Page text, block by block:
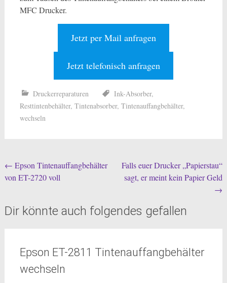
MFC Drucker.
Jetzt per Mail anfragen
Jetzt telefonisch anfragen
Druckerreparaturen Ink-Absorber,
Resttintenbehälter, Tintenabsorber, Tintenauffangbehälter,
wechseln
Beitragsnavigation
← Epson Tintenauffangbehälter
von ET-2720 voll
Falls euer Drucker „Papierstau“
sagt, er meint kein Papier Geld
→
Dir könnte auch folgendes gefallen
Epson ET-2811 Tintenauffangbehälter
wechseln